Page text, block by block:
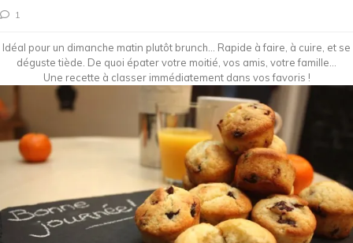
1
Idéal pour un dimanche matin plutôt brunch… Rapide à faire, à cuire, et se
déguste tiède. De quoi épater votre moitié, vos amis, votre famille…
Une recette à classer immédiatement dans vos favoris !